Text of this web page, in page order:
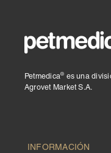
Petmedica® es una
Agrovet Market S.A.
INFORMACIÓN